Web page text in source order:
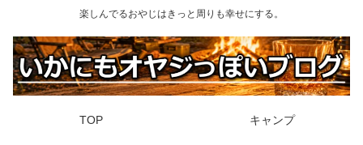
楽しんでるおやじはきっと周りも幸せにする。
TOP キャンプ